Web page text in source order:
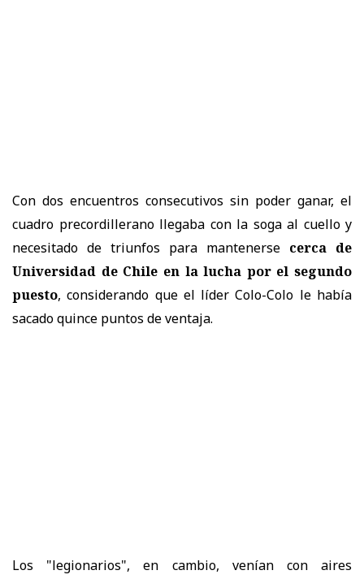
Con dos encuentros consecutivos sin poder ganar, el
cuadro precordillerano llegaba con la soga al cuello y
necesitado de triunfos para mantenerse cerca de
Universidad de Chile en la lucha por el segundo
puesto, considerando que el líder Colo-Colo le había
sacado quince puntos de ventaja.
Los "legionarios", en cambio, venían con aires